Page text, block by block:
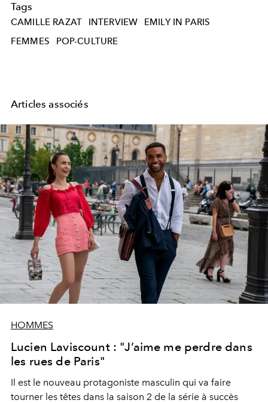
Tags
CAMILLE RAZAT INTERVIEW
EMILY IN PARIS
FEMMES
POP-CULTURE
Articles associés
HOMMES
Lucien Laviscount : "J’aime me perdre dans
les rues de Paris"
Il est le nouveau protagoniste masculin qui va faire
tourner les têtes dans la saison 2 de la série à succès